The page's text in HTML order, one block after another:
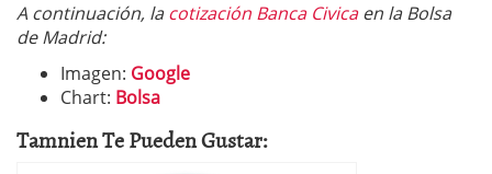
A continuación, lacotización Banca Civicaen la Bolsa
de Madrid:
Imagen: Google
Chart: Bolsa
Tamnien Te Pueden Gustar: